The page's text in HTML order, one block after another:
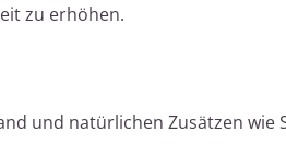
zu erhöhen.
und natürlichen Zusätzen